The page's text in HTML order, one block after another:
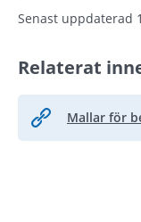
Senast uppdaterad
Relaterat
Mallar för